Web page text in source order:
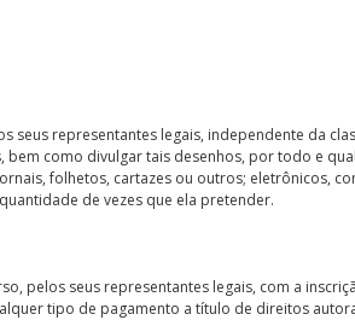
seus representantes legais, independente da
bem como divulgar tais desenhos, por todo e
folhetos, cartazes ou outros; eletrônicos,
de vezes que ela pretender.
pelos seus representantes legais, com a
tipo de pagamento a título de direitos